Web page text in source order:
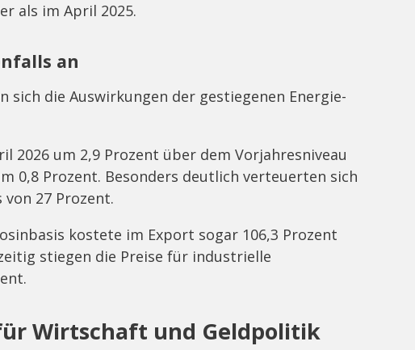
als im April 2025.
an
sich die Auswirkungen der gestiegenen Energie-
2026 um 2,9 Prozent über dem Vorjahresniveau
0,8 Prozent. Besonders deutlich verteuerten sich
27 Prozent.
kostete im Export sogar 106,3 Prozent
stiegen die Preise für industrielle
Wirtschaft und Geldpolitik